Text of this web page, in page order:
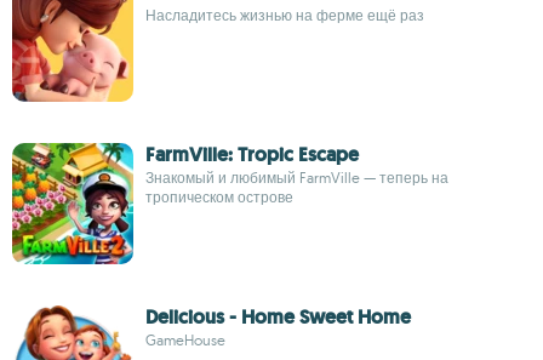
Насладитесь жизнью на ферме ещё раз
FarmVille: Tropic Escape
Знакомый и любимый FarmVille — теперь на
тропическом острове
Delicious - Home Sweet Home
GameHouse